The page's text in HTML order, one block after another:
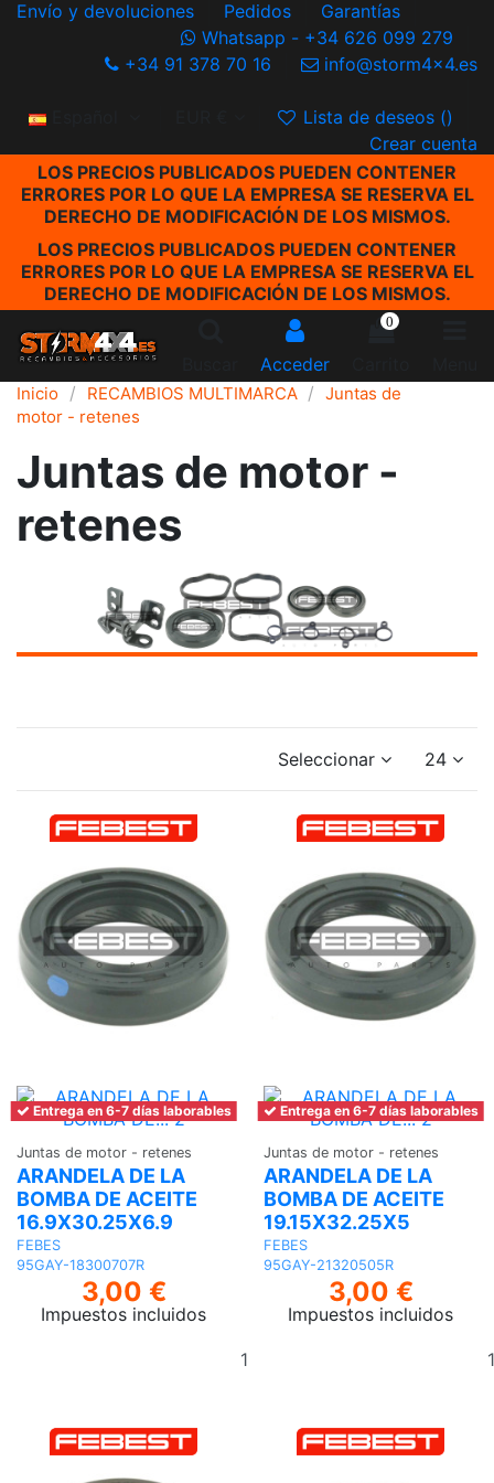
Envío y devoluciones Pedidos
Garantías
Whatsapp - +34 626 099 279
+34 91 378 70 16
info@storm4x4.es
Español Lista de deseos ()
Crear cuenta
LOS PRECIOS PUBLICADOS PUEDEN CONTENER
ERRORES POR LO QUE LA EMPRESA SE RESERVA EL
DERECHO DE MODIFICACIÓN DE LOS MISMOS.
LOS PRECIOS PUBLICADOS PUEDEN CONTENER
ERRORES POR LO QUE LA EMPRESA SE RESERVA EL
DERECHO DE MODIFICACIÓN DE LOS MISMOS.
Acceder
0
Inicio RECAMBIOS MULTIMARCA
Juntas de
motor - retenes
Juntas de motor -
retenes
Seleccionar 24
Entrega en 6-7 días laborables
Juntas de motor - retenes
ARANDELA DE LA
BOMBA DE ACEITE
16.9X30.25X6.9
FEBES
95GAY-18300707R
3,00 €
Impuestos incluidos
Entrega en 6-7 días laborables
Juntas de motor - retenes
ARANDELA DE LA
BOMBA DE ACEITE
19.15X32.25X5
FEBES
95GAY-21320505R
3,00 €
Impuestos incluidos